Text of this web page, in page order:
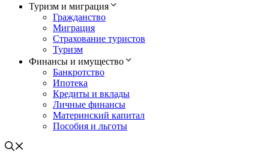
Туризм и миграция
Гражданство
Миграция
Страхование туристов
Туризм
Финансы и имущество
Банкротство
Ипотека
Кредиты и вклады
Личные финансы
Материнский капитал
Пособия и льготы